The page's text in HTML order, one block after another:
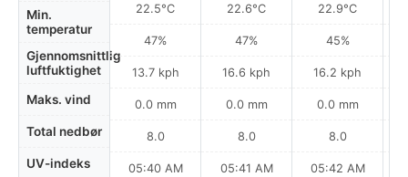
Min.
temperatur
Gjennomsnittlig
luftfuktighet
Maks. vind
Total nedbør
UV-indeks
22.5°C
47%
13.7 kph
0.0 mm
8.0
05:40 AM
22.6°C
47%
16.6 kph
0.0 mm
8.0
05:41 AM
22.9°C
45%
16.2 kph
0.0 mm
8.0
05:42 AM